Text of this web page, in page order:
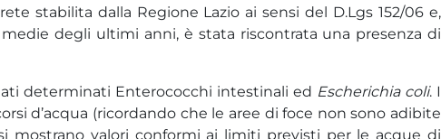
stabilita dalla Regione Lazio ai sensi del D.Lgs 152/06 e,
degli ultimi anni, è stata riscontrata una presenza di
determinati Enterococchi intestinali ed Escherichia coli. I
d’acqua (ricordando che le aree di foce non sono adibite
mostrano valori conformi ai limiti previsti per le acque di